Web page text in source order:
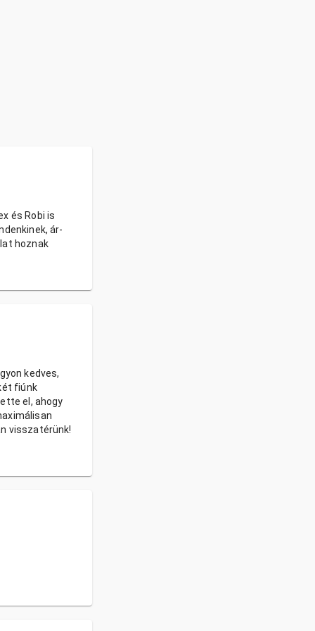
és Robi is
ár-
hoznak
kedves,
fiúnk
el, ahogy
visszatérünk!